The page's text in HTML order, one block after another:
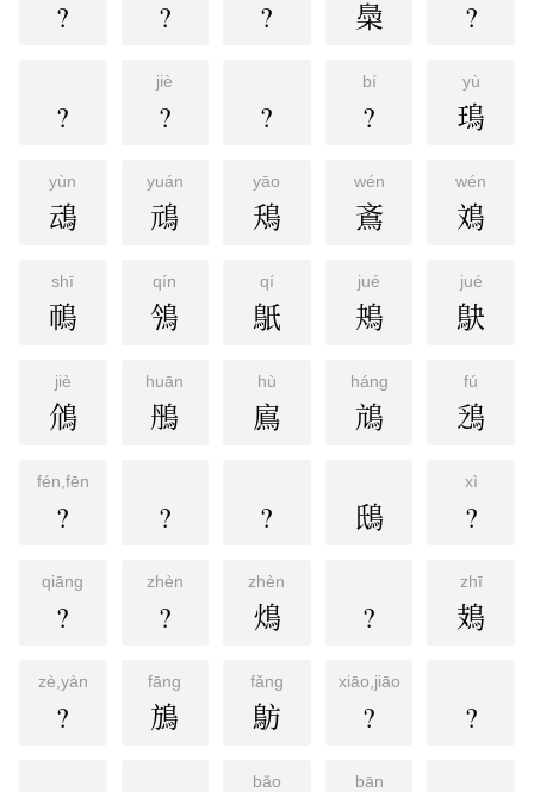
? ? ? 䲷 ?
?
jiè
? ?
bí
?
yù
鳿
yùn
䲰
yuán
䲮
yāo
鴁
wén
鴍
wén
鳼
shī
鳾
qín
鳹
qí
䲬
jué
鴂
jué
鴃
jiè
䲸
huān
鴅
hù
鳸
háng
䲳
fú
鴔
fén,fēn
? ? ? 䲭
xì
?
qiāng
?
zhèn
?
zhèn
䲴 ?
zhī
鳷
zè,yàn
?
fāng
鴋
fǎng
䲱
xiāo,jiāo
? ?
bǎo bān